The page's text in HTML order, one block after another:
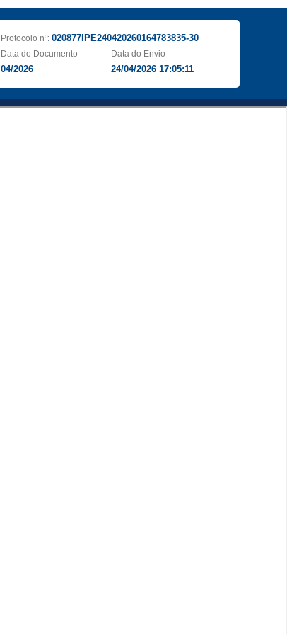
Protocolo nº: 020877IPE240420260164783835-30
Data do Documento
04/2026
Data do Envio
24/04/2026 17:05:11